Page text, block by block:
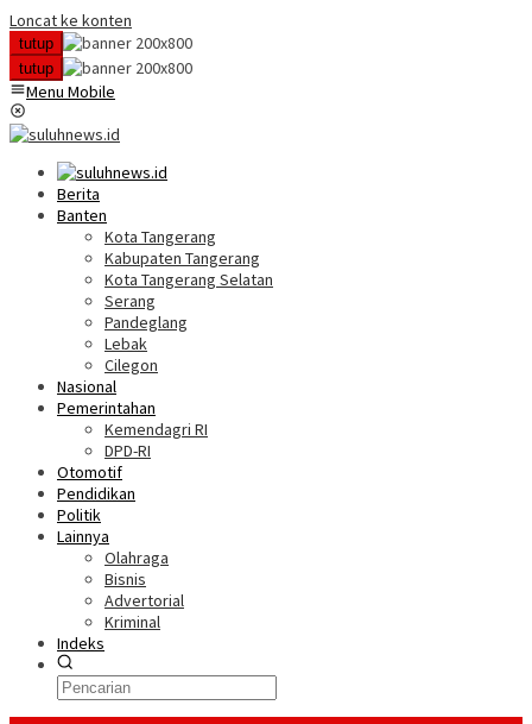
Loncat ke konten
tutup
tutup
Menu Mobile
Berita
Banten
Kota Tangerang
Kabupaten Tangerang
Kota Tangerang Selatan
Serang
Pandeglang
Lebak
Cilegon
Nasional
Pemerintahan
Kemendagri RI
DPD-RI
Otomotif
Pendidikan
Politik
Lainnya
Olahraga
Bisnis
Advertorial
Kriminal
Indeks